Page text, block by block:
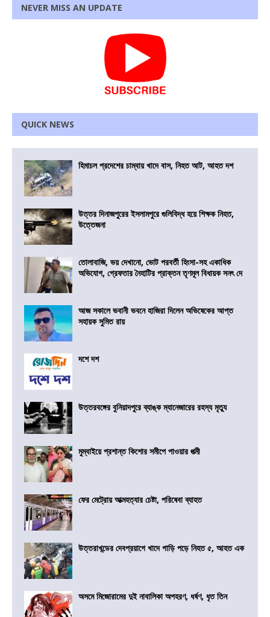
NEVER MISS AN UPDATE
QUICK NEWS
হিমাচল প্রদেশের চাম্বায় খাদে বাস, নিহত আট, আহত দশ
উত্তর দিনাজপুরের ইসলামপুরে গুলিবিদ্ধ হয়ে শিক্ষক নিহত,
উত্তেজনা
তোলাবাজি, ভয় দেখানো, ভোট পরবর্তী হিংসা-সহ একাধিক
অভিযোগ, গ্রেফতার নৈহাটির প্রাক্তন তৃণমূল বিধায়ক সনৎ দে
আজ সকালে ভবানী ভবনে হাজিরা দিলেন অভিষেকের আপ্ত
সহায়ক সুমিত রায়
দশে দশ
উত্তরবঙ্গের বুনিয়াদপুরে ব্যাঙ্ক ম্যানেজারের রহস্য মৃত্যু
মুম্বাইয়ে প্রশান্ত কিশোর সমীপে পাওয়ার পত্মী
ফের মেট্রোয় আত্মহত্যার চেষ্টা, পরিষেবা ব্যাহত
উত্তরাখন্ডের দেবপ্রয়াগে খাদে গাড়ি পড়ে নিহত ৫, আহত এক
অসমে মিজোরামের দুই নাবালিকা অপহরণ, ধর্ষণ, ধৃত তিন